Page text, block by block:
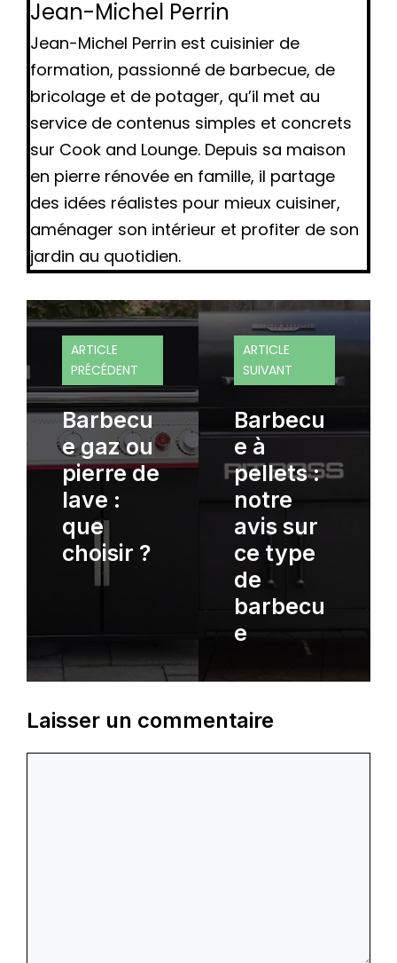
Jean-Michel Perrin
Jean-Michel Perrin est cuisinier de
formation, passionné de barbecue, de
bricolage et de potager, qu’il met au
service de contenus simples et concrets
sur Cook and Lounge. Depuis sa maison
en pierre rénovée en famille, il partage
des idées réalistes pour mieux cuisiner,
aménager son intérieur et profiter de son
jardin au quotidien.
ARTICLE
PRÉCÉDENT
Barbecu
e gaz ou
pierre de
lave :
que
choisir ?
ARTICLE
SUIVANT
Barbecu
e à
pellets :
notre
avis sur
ce type
de
barbecu
e
Laisser un commentaire